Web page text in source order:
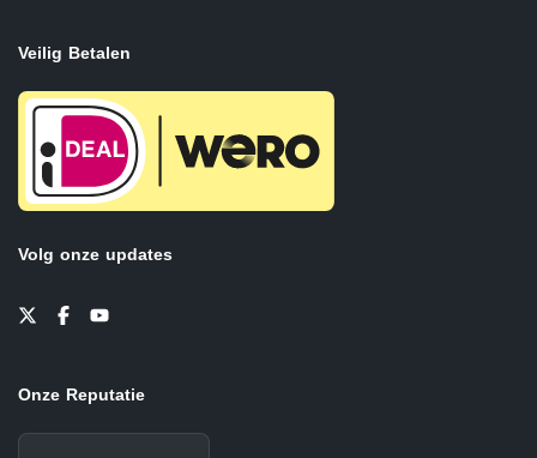
Veilig Betalen
Volg onze updates
Onze Reputatie